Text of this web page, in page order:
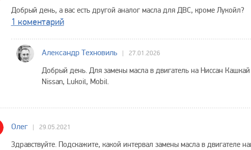
Добрый день, а вас есть другой аналог масла для ДВС, кроме Лукойл?
1 коментарий
Александр Техновиль 27.01.2026
Добрый день. Для замены масла в двигатель на Ниссан
Nissan, Lukoil, Mobil.
Олег 29.05.2021
Здравствуйте. Подскажите, какой интервал замены масла в двигателе